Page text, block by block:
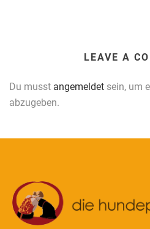
LEAVE A
Du musst angemeldet sein, um
abzugeben.